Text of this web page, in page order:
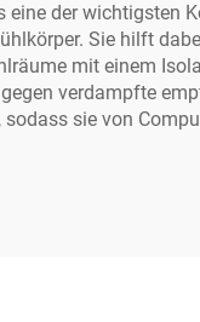
der wichtigsten
Sie hilft
mit einem
verdampfte
sie von